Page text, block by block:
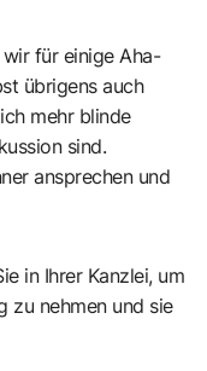
für einige Aha-
übrigens auch
mehr blinde
sind.
ansprechen und
in Ihrer Kanzlei, um
zu nehmen und sie